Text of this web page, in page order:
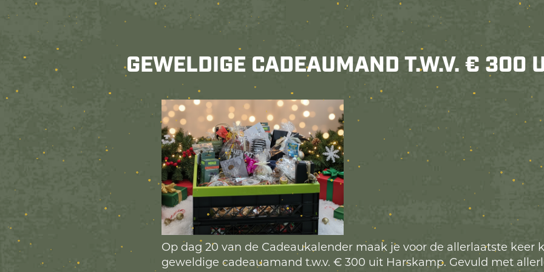
GEWELDIGE CADEAUMAND T.W.V. € 300
Op dag 20 van de Cadeaukalender maak je voor de allerlaatste keer
geweldige cadeauamand t.w.v. € 300 uit Harskamp. Gevuld met